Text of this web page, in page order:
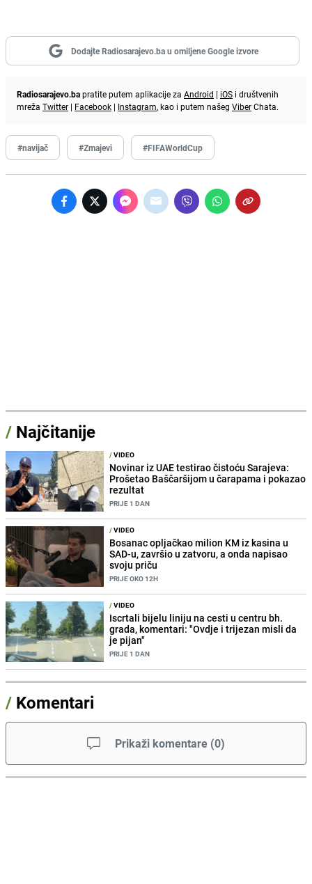
Dodajte Radiosarajevo.ba u omiljene Google izvore
Radiosarajevo.bapratite putem aplikacije za Android | iOS i društvenih
mreža Twitter | Facebook | Instagram, kao i putem našeg ViberChata.
#navijač #Zmajevi #FIFAWorldCup
/ Najčitanije
/VIDEO
Novinar iz UAE testirao čistoću Sarajeva:
Prošetao Baščaršijom u čarapama i pokazao
rezultat
PRIJE 1 DAN
/VIDEO
Bosanac opljačkao milion KM iz kasina u
SAD-u, završio u zatvoru, a onda napisao
svoju priču
PRIJE OKO 12H
/VIDEO
Iscrtali bijelu liniju na cesti u centru bh.
grada, komentari: "Ovdje i trijezan misli da
je pijan"
PRIJE 1 DAN
/ Komentari
Prikaži komentare (0)